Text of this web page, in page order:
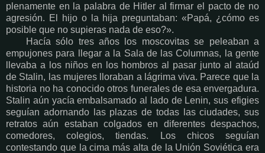
plenamente en la palabra de Hitler al firmar el pacto de no
agresión. El hijo o la hija preguntaban: «Papá, ¿cómo es
posible que no supieras nada de eso?».
Hacía sólo tres años los moscovitas se peleaban a
empujones para llegar a la Sala de las Columnas, la gente
llevaba a los niños en los hombros al pasar junto al ataúd
de Stalin, las mujeres lloraban a lágrima viva. Parece que la
historia no ha conocido otros funerales de esa envergadura.
Stalin aún yacía embalsamado al lado de Lenin, sus efigies
seguían adornando las plazas de todas las ciudades, sus
retratos aún estaban colgados en diferentes despachos,
comedores, colegios, tiendas. Los chicos seguían
contestando que la cima más alta de la Unión Soviética era